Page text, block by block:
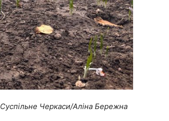
Черкаси/Аліна Бережна